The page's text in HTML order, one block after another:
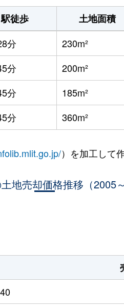
駅徒歩 土地面積
分 230m²
分 200m²
分 185m²
分 360m²
）を加工して
地売却価格推移（2005